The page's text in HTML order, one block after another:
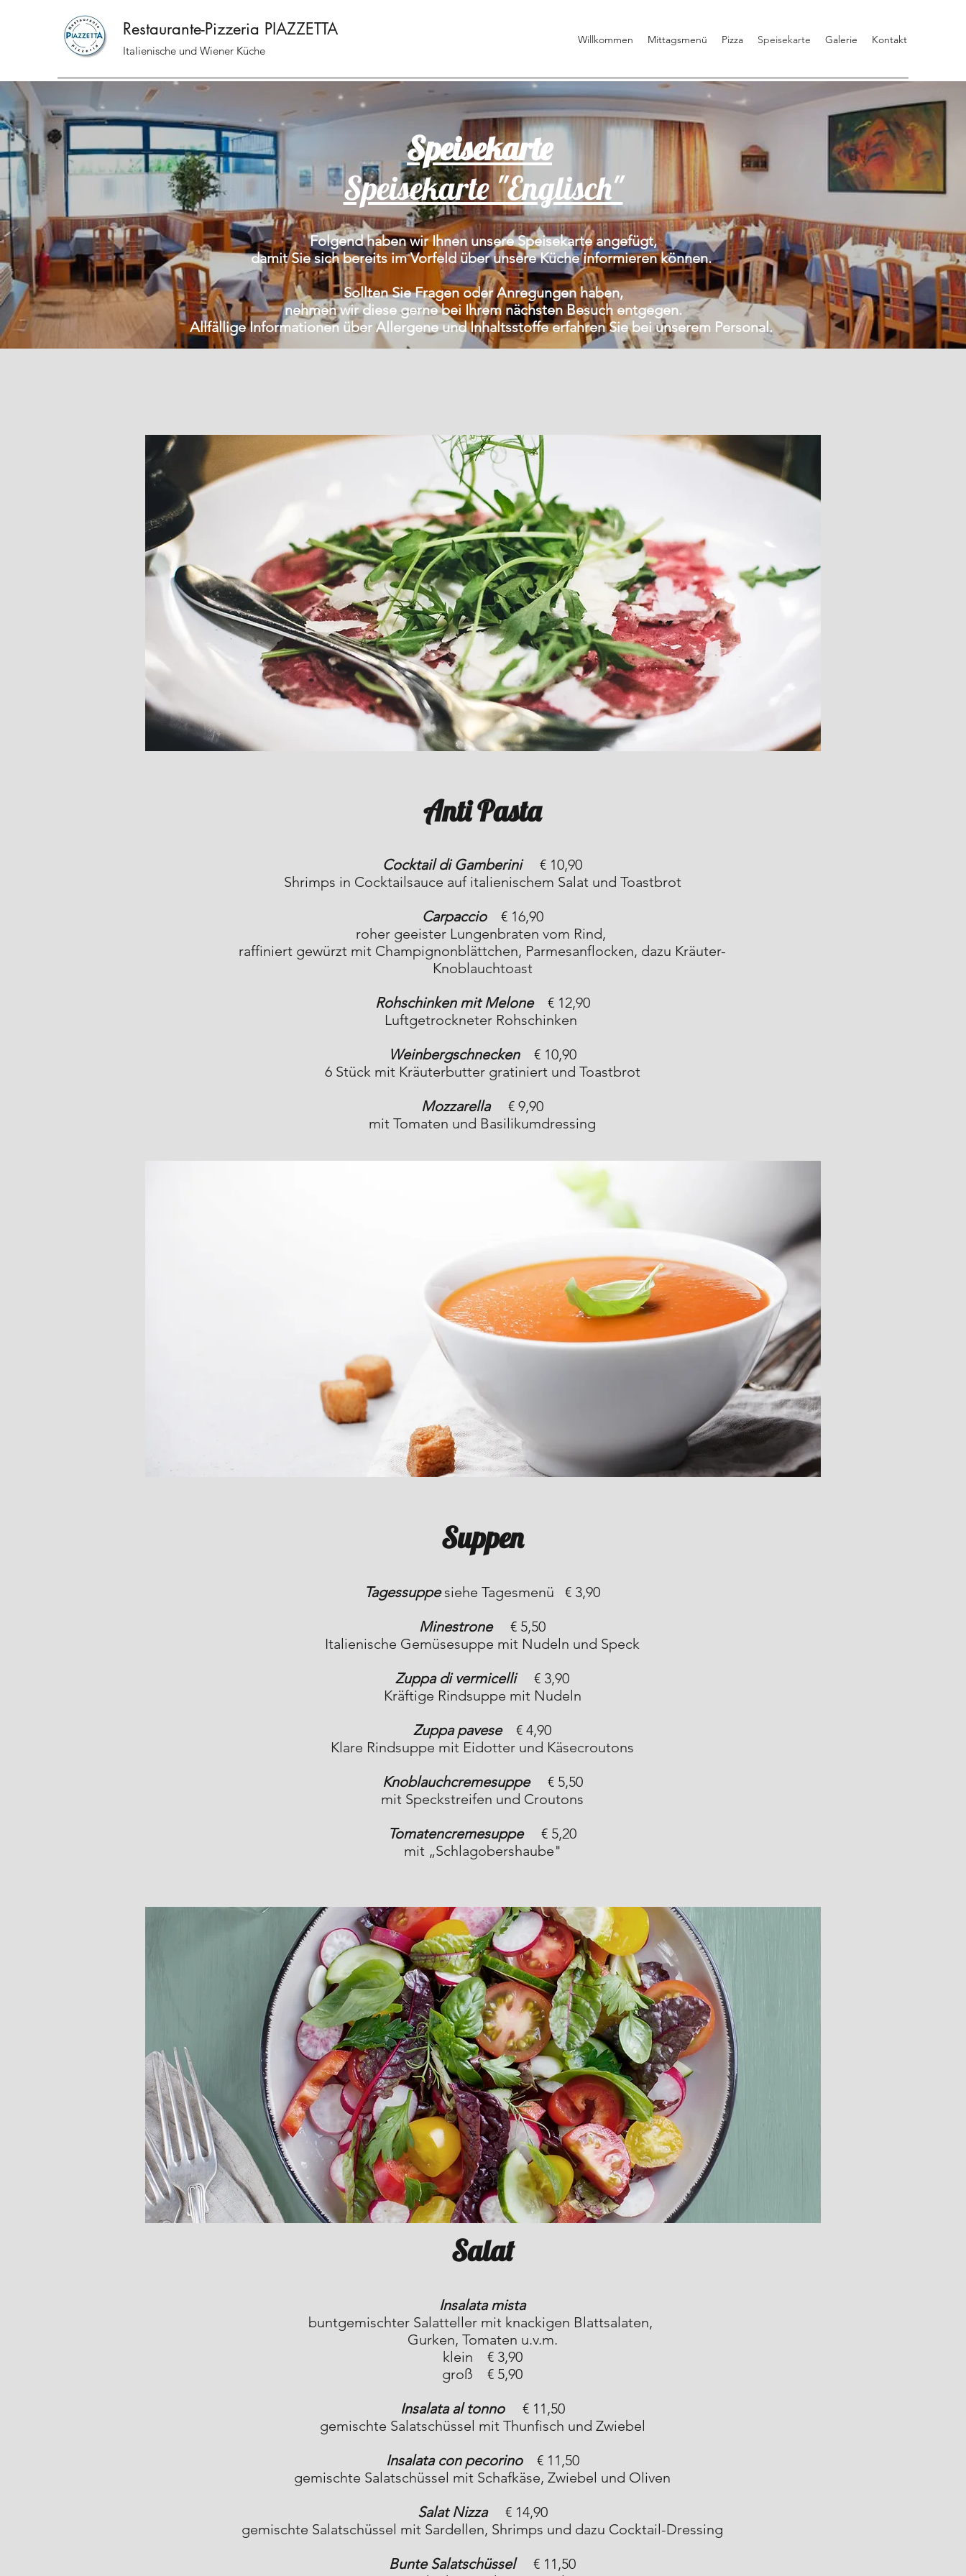
Restaurante-Pizzeria PIAZZETTA
Italienische und Wiener Küche
Willkommen Mittagsmenü Pizza Speisekarte Galerie Kontakt
Speisekarte
Speisekarte "Englisch"
Folgend haben wir Ihnen unsere Speisekarte angefügt,
damit Sie sich bereits im Vorfeld über unsere Küche informieren können.
Sollten Sie Fragen oder Anregungen haben,
nehmen wir diese gerne bei Ihrem nächsten Besuch entgegen.
Allfällige Informationen über Allergene und Inhaltsstoffe erfahren Sie bei unserem Personal.
Anti Pasta
Cocktail di Gamberini€ 10,90
Shrimps in Cocktailsauce auf italienischem Salat und Toastbrot
Carpaccio€ 16,90
roher geeister Lungenbraten vom Rind,
raffiniert gewürzt mit Champignonblättchen, Parmesanflocken, dazu Kräuter-
Knoblauchtoast
Rohschinken mit Melone
€ 12,90
Luftgetrockneter Rohschinken
Weinbergschnecken€ 10,90
6 Stück mit Kräuterbutter gratiniert und Toastbrot
Mozzarella
€ 9,90
mit Tomaten und Basilikumdressing
Suppen
Tagessuppesiehe Tagesmenü € 3,90
Minestrone€ 5,50
Italienische Gemüsesuppe mit Nudeln und Speck
Zuppa di vermicelli€ 3,90
Kräftige Rindsuppe mit Nudeln
Zuppa pavese€ 4,90
Klare Rindsuppe mit Eidotter und Käsecroutons
Knoblauchcremesuppe€ 5,50
mit Speckstreifen und Croutons
Tomatencremesuppe€ 5,20
mit „Schlagobershaube"
Salat
Insalata mista
buntgemischter Salatteller mit knackigen Blattsalaten,
Gurken, Tomaten u.v.m.
klein € 3,90
groß € 5,90
Insalata al tonno€ 11,50
gemischte Salatschüssel mit Thunfisch und Zwiebel
Insalata con pecorino€ 11,50
gemischte Salatschüssel mit Schafkäse, Zwiebel und Oliven
Salat Nizza€ 14,90
gemischte Salatschüssel mit Sardellen, Shrimps und dazu Cocktail-Dressing
Bunte Salatschüssel€ 11,50